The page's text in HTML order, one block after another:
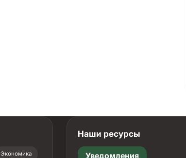
Экономика
Наши ресурсы
Уведомления